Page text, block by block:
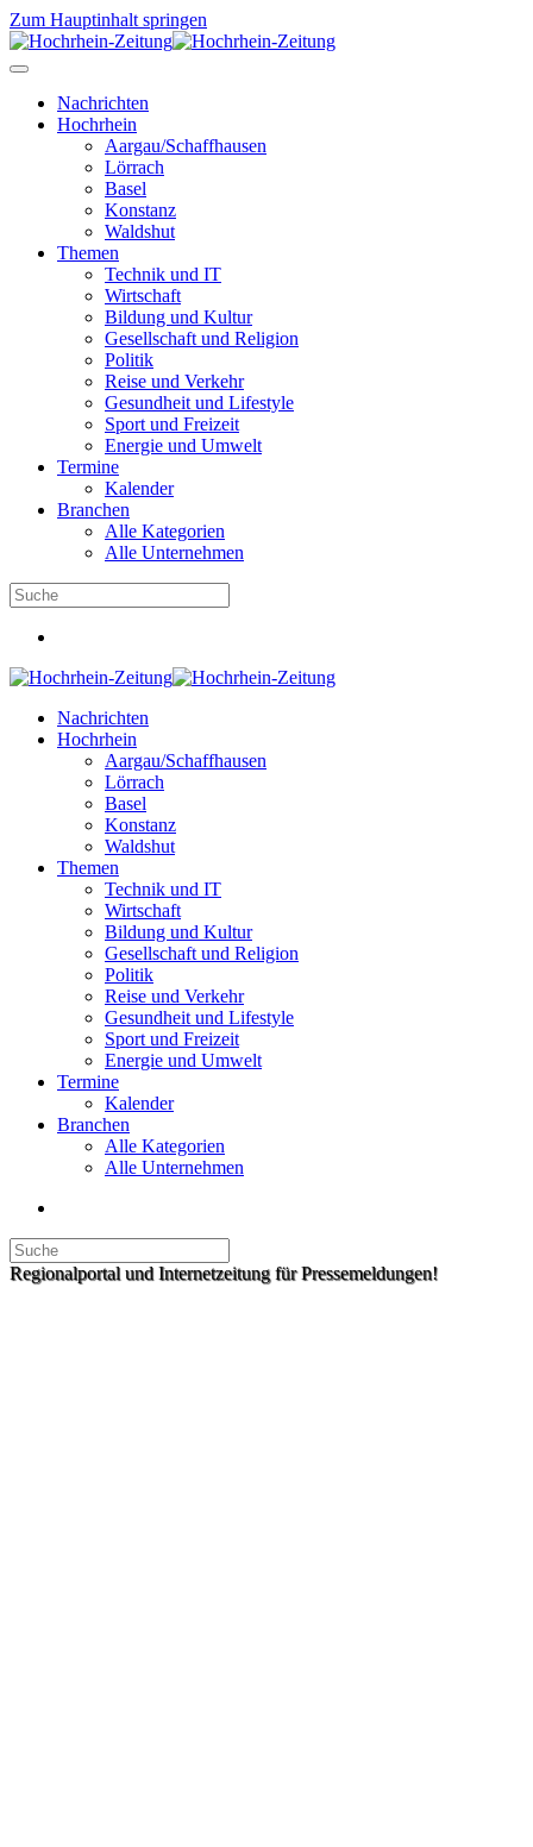
Zum Hauptinhalt springen
Nachrichten
Hochrhein
Aargau/Schaffhausen
Lörrach
Basel
Konstanz
Waldshut
Themen
Technik und IT
Wirtschaft
Bildung und Kultur
Gesellschaft und Religion
Politik
Reise und Verkehr
Gesundheit und Lifestyle
Sport und Freizeit
Energie und Umwelt
Termine
Kalender
Branchen
Alle Kategorien
Alle Unternehmen
Nachrichten
Hochrhein
Aargau/Schaffhausen
Lörrach
Basel
Konstanz
Waldshut
Themen
Technik und IT
Wirtschaft
Bildung und Kultur
Gesellschaft und Religion
Politik
Reise und Verkehr
Gesundheit und Lifestyle
Sport und Freizeit
Energie und Umwelt
Termine
Kalender
Branchen
Alle Kategorien
Alle Unternehmen
Regionalportal und Internetzeitung für Pressemeldungen!